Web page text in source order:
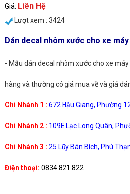
Giá: Liên Hệ
Lượt xem : 3424
Dán decal nhôm xước cho xe
- Mẫu dán decal nhôm xước cho xe
hàng và thường có giá mua về và giá
Chi Nhánh 1 : 672 Hậu Giang, Phường
Chi Nhánh 2 : 109E Lạc Long Quân,
Chi Nhánh 3 : 25 Lũy Bán Bích, Phú
Điện thoại: 0834 821 822